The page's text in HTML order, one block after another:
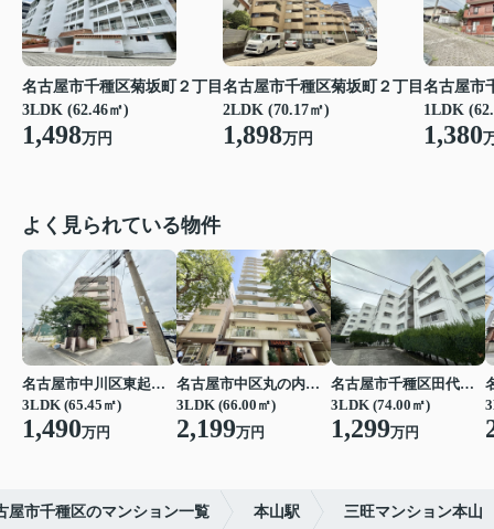
名古屋市千種区菊坂町２丁目
3LDK (62.46㎡)
1,498万円
名古屋市千種区菊坂町２丁目
2LDK (70.17㎡)
1,898万円
名古屋市
1LDK
1,380
よく見られている物件
名古屋市中川区東起町２丁目
3LDK (65.45㎡)
1,490万円
名古屋市中区丸の内３丁目
3LDK (66.00㎡)
2,199万円
名古屋市千種区田代町字四観音道西
3LDK (74.00㎡)
1,299万円
屋市千種区のマンション一覧 本山駅 三旺マンション本山